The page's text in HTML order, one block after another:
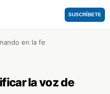
SUSCRÍBETE
en la fe
la voz de